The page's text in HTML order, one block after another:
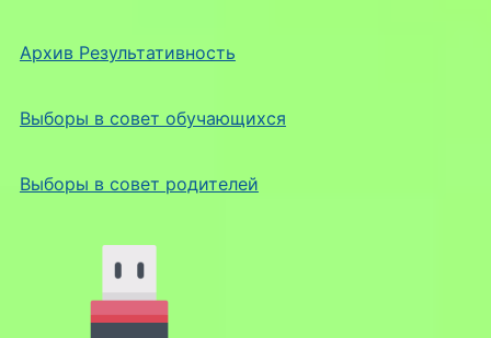
Архив Результативность
Выборы в совет обучающихся
Выборы в совет родителей